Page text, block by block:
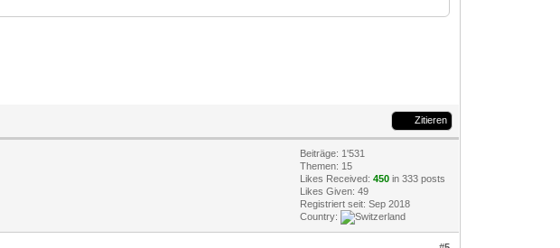
Zitieren
Beiträge: 1'531
Themen: 15
Likes Received:450 in 333 posts
Likes Given: 49
Registriert seit: Sep 2018
Country: